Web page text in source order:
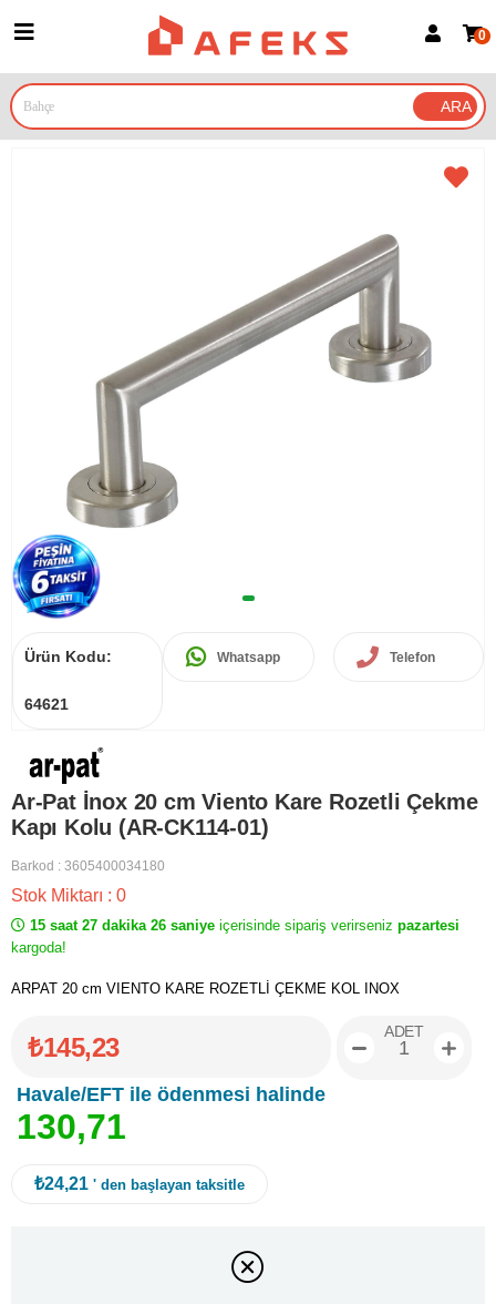
Google İle Bağlan
0
Ürün Kodu:
64621
Whatsapp Telefon
Ar-Pat İnox 20 cm Viento Kare Rozetli Çekme
Kapı Kolu (AR-CK114-01)
Barkod : 3605400034180
Stok Miktarı : 0
15 saat 27 dakika 26 saniye içerisinde sipariş verirseniz pazartesi
kargoda!
ARPAT 20 cm VIENTO KARE ROZETLİ ÇEKME KOL INOX
₺145,23
Havale/EFT ile ödenmesi halinde
130,71
ADET
₺24,21 ' den başlayan taksitle